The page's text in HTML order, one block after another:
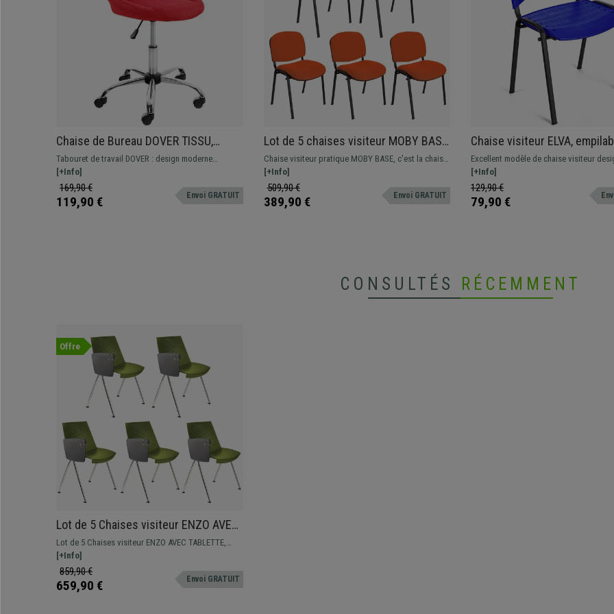
Chaise de Bureau DOVER TISSU,
Rembourrage Épais, Design élégant,
Rouge
Tabouret de travail DOVER : design moderne
disponible en différentes couleurs et différents
revêtements
[+Info]
169,90 €
119,90 € Envoi GRATUIT
Lot de 5 chaises visiteur MOBY BASE,
Commode et Pratique, Prix
Incroyable, Orange et Piétement Noir
Chaise visiteur pratique MOBY BASE, c'est la chaise
visiteur par excellence avec des lignes classiques
pour que les clients puissent s'asseoir, à placer
dans les salles d'attente... Disponible en différentes
couleurs
[+Info]
509,90 €
389,90 € Envoi GRATUIT
Chaise visiteur ELVA,
très pratique, grande qualité,
Piétement Noir
Excellent modèle de chaise visiteur
modèle est parfait si vous recherchez
résistante, commode et facile à utiliser.
idéale pour les salles d’attente, réunion
conférence, etc...
[+Info]
129,90 €
79,90 €
CONSULTÉS RÉCEMMENT
Offre
Lot de 5 Chaises visiteur ENZO AVEC
TABLETTE, Commodes et Pratiques,
Empilables, Vert
Lot de 5 Chaises visiteur ENZO AVEC TABLETTE,
design spectaculaire pour donner une touche
moderne aux salles d'attente de conférences
[+Info]
859,90 €
659,90 € Envoi GRATUIT